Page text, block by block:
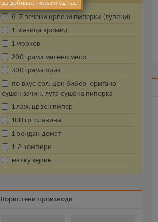
6-7 печени црвени пиперки (лупени)
1 главица кромид
1 морков
200 грама мелено месо
300 грама ориз
по вкус сол, црн бибер, оригано,
сушен зачин, лута сушена пиперка
1 лаж. црвен пипер
100 гр. сланина
1 рендан домат
1-2 компири
малку зејтин
Користени производи